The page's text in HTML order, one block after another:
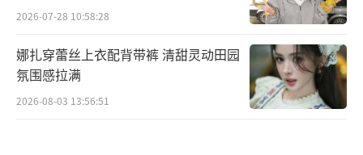
2026-07-28 10:58:28
娜扎穿蕾丝上衣配背带裤 清甜灵动田园
氛围感拉满
2026-08-03 13:56:51